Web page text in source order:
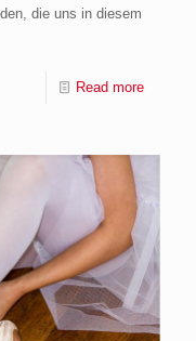
die uns in diesem
Read more